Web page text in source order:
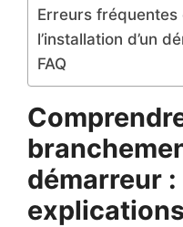
Erreurs
l’installation d’un
FAQ
démarreur